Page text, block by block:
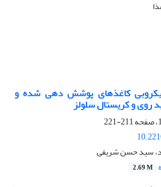
کاغذهای پوشش دهی شده و
روی و کریستال سلولز
211-221
سید حسن شریفی
2.69 M